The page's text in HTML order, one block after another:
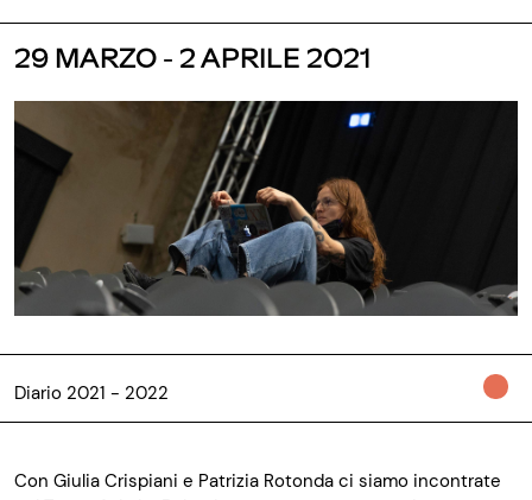
29 MARZO - 2 APRILE 2021
Diario 2021 - 2022
Con Giulia Crispiani e Patrizia Rotonda ci siamo incontrate